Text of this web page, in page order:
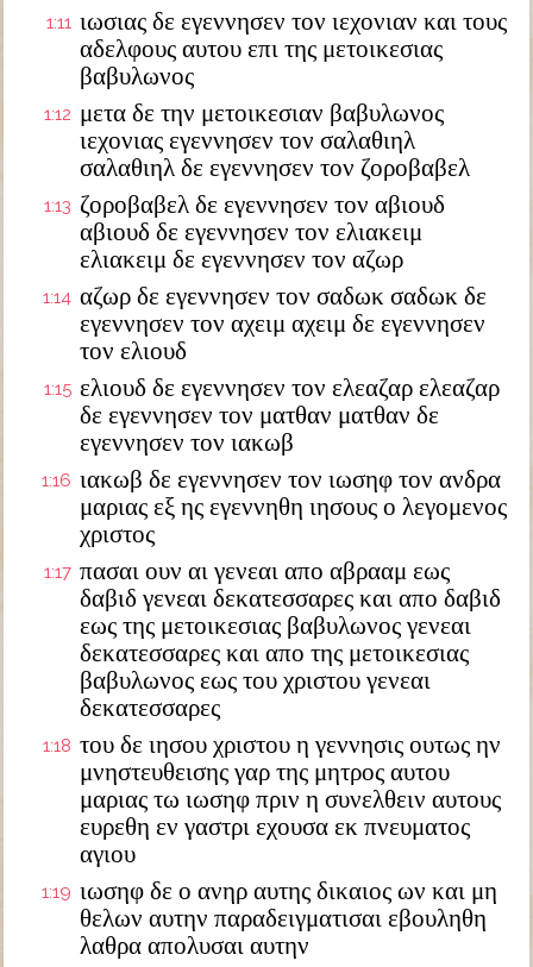
1:11 ιωσιας δε εγεννησεν τον ιεχονιαν και τους
αδελφους αυτου επι της μετοικεσιας
βαβυλωνος
1:12 μετα δε την μετοικεσιαν βαβυλωνος
ιεχονιας εγεννησεν τον σαλαθιηλ
σαλαθιηλ δε εγεννησεν τον ζοροβαβελ
1:13 ζοροβαβελ δε εγεννησεν τον αβιουδ
αβιουδ δε εγεννησεν τον ελιακειμ
ελιακειμ δε εγεννησεν τον αζωρ
1:14 αζωρ δε εγεννησεν τον σαδωκ σαδωκ δε
εγεννησεν τον αχειμ αχειμ δε εγεννησεν
τον ελιουδ
1:15 ελιουδ δε εγεννησεν τον ελεαζαρ ελεαζαρ
δε εγεννησεν τον ματθαν ματθαν δε
εγεννησεν τον ιακωβ
1:16 ιακωβ δε εγεννησεν τον ιωσηφ τον ανδρα
μαριας εξ ης εγεννηθη ιησους ο λεγομενος
χριστος
1:17 πασαι ουν αι γενεαι απο αβρααμ εως
δαβιδ γενεαι δεκατεσσαρες και απο δαβιδ
εως της μετοικεσιας βαβυλωνος γενεαι
δεκατεσσαρες και απο της μετοικεσιας
βαβυλωνος εως του χριστου γενεαι
δεκατεσσαρες
1:18 του δε ιησου χριστου η γεννησις ουτως ην
μνηστευθεισης γαρ της μητρος αυτου
μαριας τω ιωσηφ πριν η συνελθειν αυτους
ευρεθη εν γαστρι εχουσα εκ πνευματος
αγιου
1:19 ιωσηφ δε ο ανηρ αυτης δικαιος ων και μη
θελων αυτην παραδειγματισαι εβουληθη
λαθρα απολυσαι αυτην